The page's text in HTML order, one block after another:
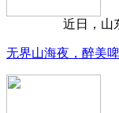
近日，山东
无界山海夜，醉美